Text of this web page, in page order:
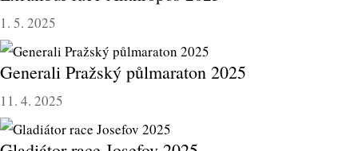
1. 5. 2025
Generali Pražský půlmaraton 2025
11. 4. 2025